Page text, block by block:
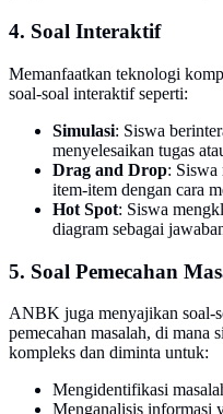
4. Soal Interaktif
Memanfaatkan teknologi
soal-soal interaktif seperti:
Simulasi: Siswa
menyelesaikan tugas
Drag and Drop: Siswa
item-item dengan cara
Hot Spot: Siswa
diagram sebagai
5. Soal Pemecahan
ANBK juga menyajikan soal-
pemecahan masalah, di mana
kompleks dan diminta untuk:
Mengidentifikasi
Menganalisis informasi